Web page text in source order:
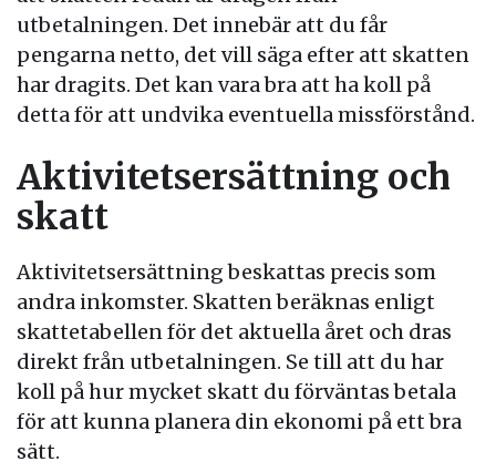
utbetalningen. Det innebär att du får
pengarna netto, det vill säga efter att skatten
har dragits. Det kan vara bra att ha koll på
detta för att undvika eventuella missförstånd.
Aktivitetsersättning och
skatt
Aktivitetsersättning beskattas precis som
andra inkomster. Skatten beräknas enligt
skattetabellen för det aktuella året och dras
direkt från utbetalningen. Se till att du har
koll på hur mycket skatt du förväntas betala
för att kunna planera din ekonomi på ett bra
sätt.